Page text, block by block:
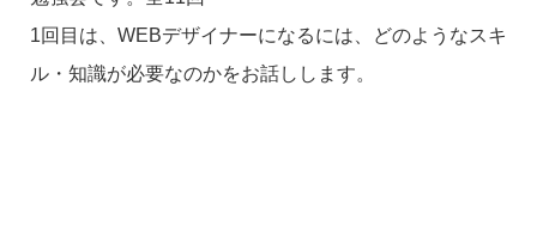
1回目は、WEBデザイナーになるには、どのようなスキ
ル・知識が必要なのかをお話しします。